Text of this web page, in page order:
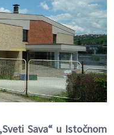
Sava“ u Istočnom